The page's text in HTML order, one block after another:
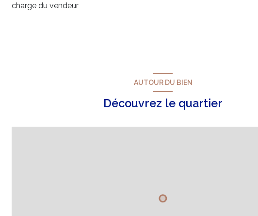
charge du vendeur
AUTOUR DU BIEN
Découvrez le quartier